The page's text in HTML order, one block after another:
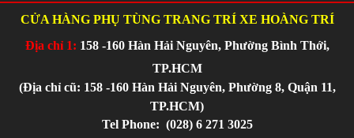
CỬA HÀNG PHỤ TÙNG TRANG TRÍ XE HOÀNG TRÍ
Địa chỉ 1: 158 -160 Hàn Hải Nguyên, Phường Bình Thới,
TP.HCM
(Địa chỉ cũ: 158 -160 Hàn Hải Nguyên, Phường 8, Quận 11,
TP.HCM)
Tel Phone: (028) 6 271 3025